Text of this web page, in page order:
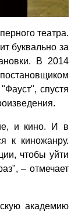
театра.
буквально за
В 2014
спустя
и кино. И в
к киножанру.
чтобы уйти
– отмечает
академию